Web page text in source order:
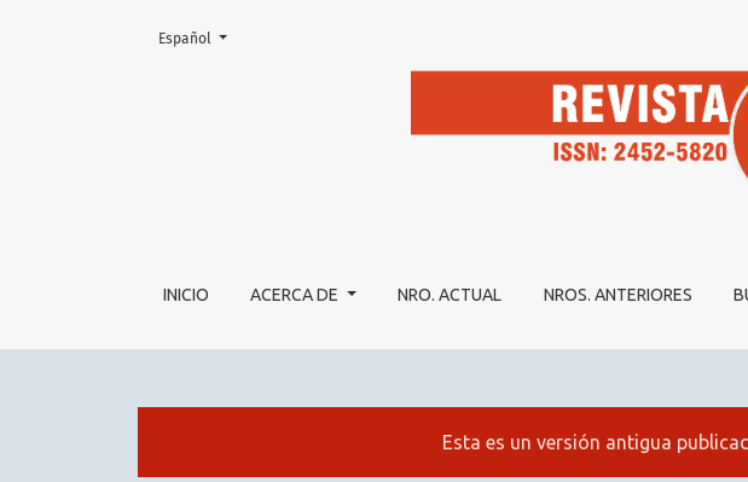
IMPEDIMENTOS EN EL ROL PROFESIONAL DEL MATRÓN PARA
INICIO ACERCA DE NRO. ACTUAL NROS. ANTERIORES
Cambiar el idioma. El actual es:
Español
Esta es un versión antigua